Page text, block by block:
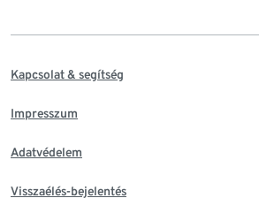
Kapcsolat & segítség
Impresszum
Adatvédelem
Visszaélés-bejelentés